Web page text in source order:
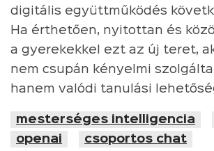
digitális együttműködés
Ha érthetően, nyitottan és
a gyerekekkel ezt az új teret,
nem csupán kényelmi
hanem valódi tanulási
mesterséges intelligencia
openai
csoportos chat